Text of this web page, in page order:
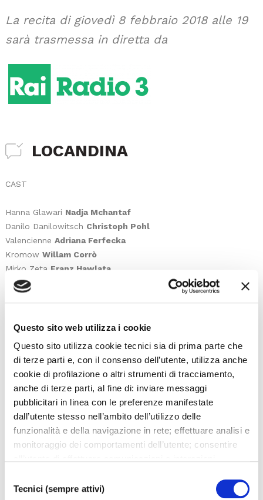
Questo sito web utilizza i cookie
Questo sito utilizza cookie tecnici sia di prima parte che
di terze parti e, con il consenso dell’utente, utilizza anche
cookie di profilazione o altri strumenti di tracciamento,
anche di terze parti, al fine di: inviare messaggi
pubblicitari in linea con le preferenze manifestate
dall’utente stesso nell’ambito dell’utilizzo delle
funzionalità e della navigazione in rete; effettuare analisi e
monitoraggio dei comportamenti dell’utente; consentire
TUTTI”, l’utente acconsente all’uso di tutti i cookie non
delTecnici (sempre attivi)
La recita di giovedì 8 febbraio 2018 alle 19
sarà trasmessa in diretta da
LOCANDINA
CAST
Hanna Glawari Nadja Mchantaf
Danilo Danilowitsch Christoph Pohl
Valencienne Adriana Ferfecka
Kromow Willam Corrò
Mirko Zeta Franz Hawlata
Cascada
BogdanowitschRoberto Maietta
Olga
Pritschitsch
Nicola Ziccardi
Daniela Baňasová
Karl-Heinz Macek
Lolo
Alessandra Gregori